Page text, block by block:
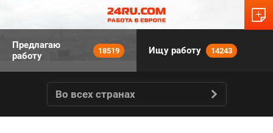
Предлагаю
работу
18519 Ищу работу 14243
Во всех странах